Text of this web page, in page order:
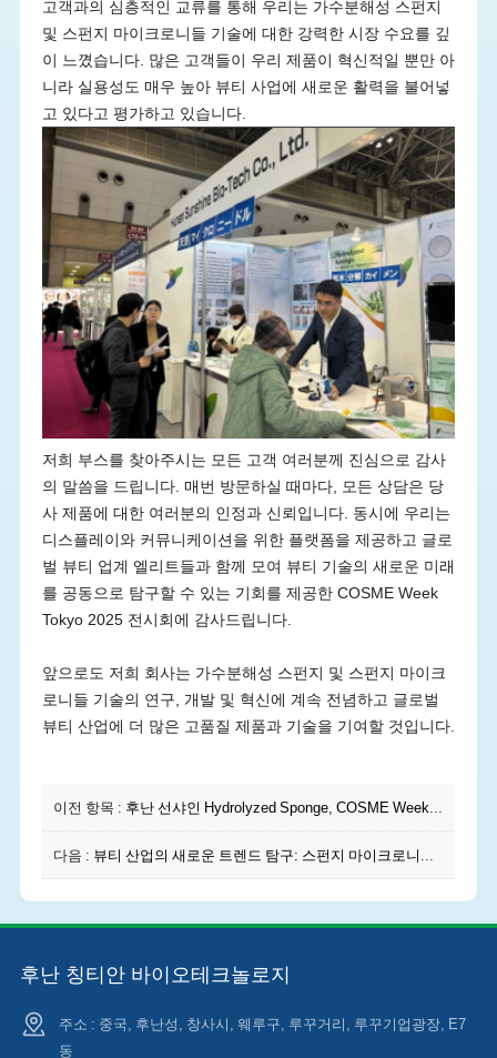
고객과의 심층적인 교류를 통해 우리는 가수분해성 스펀지
및 스펀지 마이크로니들 기술에 대한 강력한 시장 수요를 깊
이 느꼈습니다. 많은 고객들이 우리 제품이 혁신적일 뿐만 아
니라 실용성도 매우 높아 뷰티 사업에 새로운 활력을 불어넣
고 있다고 평가하고 있습니다.
저희 부스를 찾아주시는 모든 고객 여러분께 진심으로 감사
의 말씀을 드립니다. 매번 방문하실 때마다, 모든 상담은 당
사 제품에 대한 여러분의 인정과 신뢰입니다. 동시에 우리는
디스플레이와 커뮤니케이션을 위한 플랫폼을 제공하고 글로
벌 뷰티 업계 엘리트들과 함께 모여 뷰티 기술의 새로운 미래
를 공동으로 탐구할 수 있는 기회를 제공한 COSME Week
Tokyo 2025 전시회에 감사드립니다.
앞으로도 저희 회사는 가수분해성 스펀지 및 스펀지 마이크
로니들 기술의 연구, 개발 및 혁신에 계속 전념하고 글로벌
뷰티 산업에 더 많은 고품질 제품과 기술을 기여할 것입니다.
이전 항목 : 후난 선샤인 Hydrolyzed Sponge, COSME Week Tokyo에서 데뷔
다음 : 뷰티 산업의 새로운 트렌드 탐구: 스펀지 마이크로니들이 미래를 이끈다 – 광저우 뷰티 엑스포 방문기
후난 칭티안 바이오테크놀로지
주소 : 중국, 후난성, 창사시, 웨루구, 루꾸거리, 루꾸기업광장, E7
동